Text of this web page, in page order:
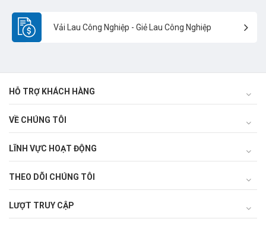
Vải Lau Công Nghiệp - Giẻ Lau Công Nghiệp
HỖ TRỢ KHÁCH HÀNG
VỀ CHÚNG TÔI
LĨNH VỰC HOẠT ĐỘNG
THEO DÕI CHÚNG TÔI
LƯỢT TRUY CẬP